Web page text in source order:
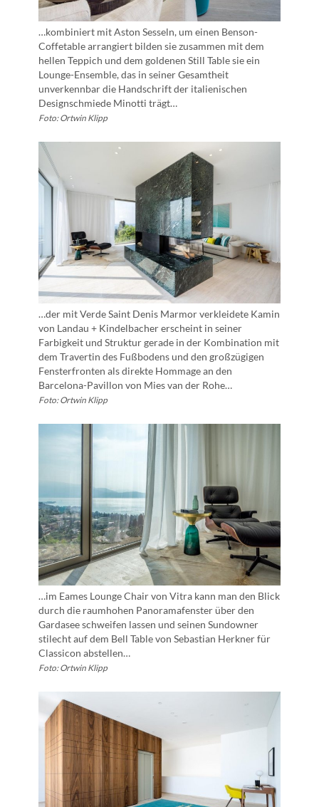
…kombiniert mit Aston Sesseln, um einen Benson-
Coffetable arrangiert bilden sie zusammen mit dem
hellen Teppich und dem goldenen Still Table sie ein
Lounge-Ensemble, das in seiner Gesamtheit
unverkennbar die Handschrift der italienischen
Designschmiede Minotti trägt…
Foto: Ortwin Klipp
…der mit Verde Saint Denis Marmor verkleidete Kamin
von Landau + Kindelbacher erscheint in seiner
Farbigkeit und Struktur gerade in der Kombination mit
dem Travertin des Fußbodens und den großzügigen
Fensterfronten als direkte Hommage an den
Barcelona-Pavillon von Mies van der Rohe…
Foto: Ortwin Klipp
…im Eames Lounge Chair von Vitra kann man den Blick
durch die raumhohen Panoramafenster über den
Gardasee schweifen lassen und seinen Sundowner
stilecht auf dem Bell Table von Sebastian Herkner für
Classicon abstellen…
Foto: Ortwin Klipp